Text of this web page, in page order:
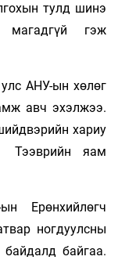
тулд шинэ
магадгүй гэж
АНУ-ын хөлөг
авч эхэлжээ.
хариу
Тээврийн яам
Ерөнхийлөгч
ногдуулсны
байгаа.